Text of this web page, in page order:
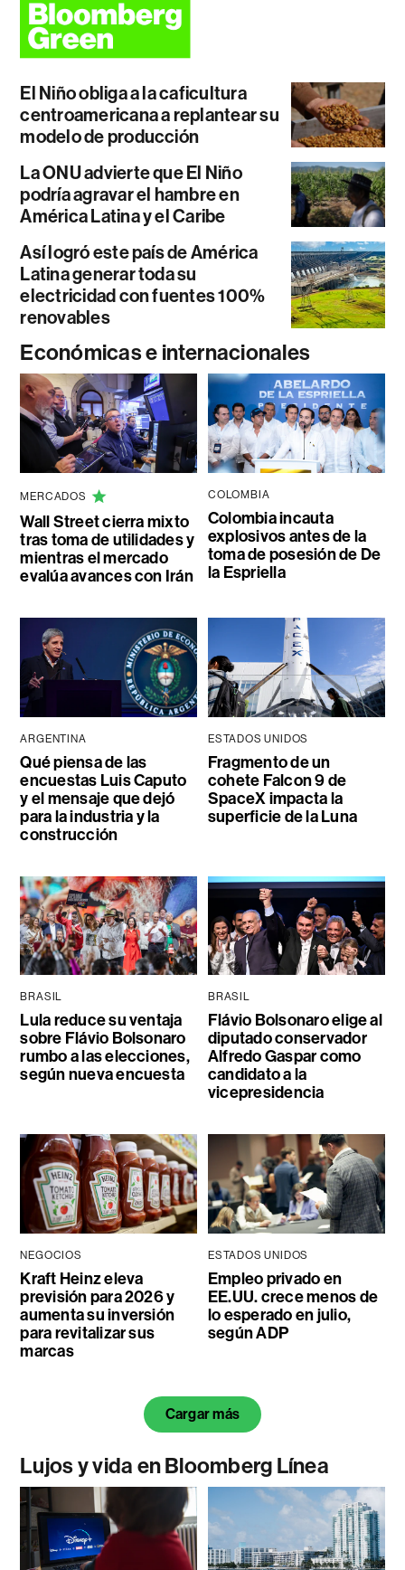
El Niño obliga a la caficultura
centroamericana a replantear su
modelo de producción
La ONU advierte que El Niño
podría agravar el hambre en
América Latina y el Caribe
Así logró este país de América
Latina generar toda su
electricidad con fuentes 100%
renovables
Económicas e internacionales
MERCADOS
Wall Street cierra mixto
tras toma de utilidades y
mientras el mercado
evalúa avances con Irán
COLOMBIA
Colombia incauta
explosivos antes de la
toma de posesión de De
la Espriella
ARGENTINA
Qué piensa de las
encuestas Luis Caputo
y el mensaje que dejó
para la industria y la
construcción
ESTADOS UNIDOS
Fragmento de un
cohete Falcon 9 de
SpaceX impacta la
superficie de la Luna
BRASIL
Lula reduce su ventaja
sobre Flávio Bolsonaro
rumbo a las elecciones,
según nueva encuesta
BRASIL
Flávio Bolsonaro elige al
diputado conservador
Alfredo Gaspar como
candidato a la
vicepresidencia
NEGOCIOS
Kraft Heinz eleva
previsión para 2026 y
aumenta su inversión
para revitalizar sus
marcas
ESTADOS UNIDOS
Empleo privado en
EE.UU. crece menos de
lo esperado en julio,
según ADP
Cargar más
Lujos y vida en Bloomberg Línea